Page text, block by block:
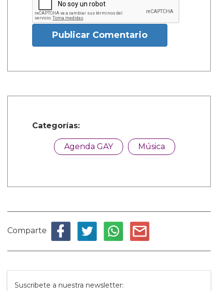
Publicar Comentario
Categorías:
Agenda GAY Música
Comparte
Suscribete a nuestra newsletter: